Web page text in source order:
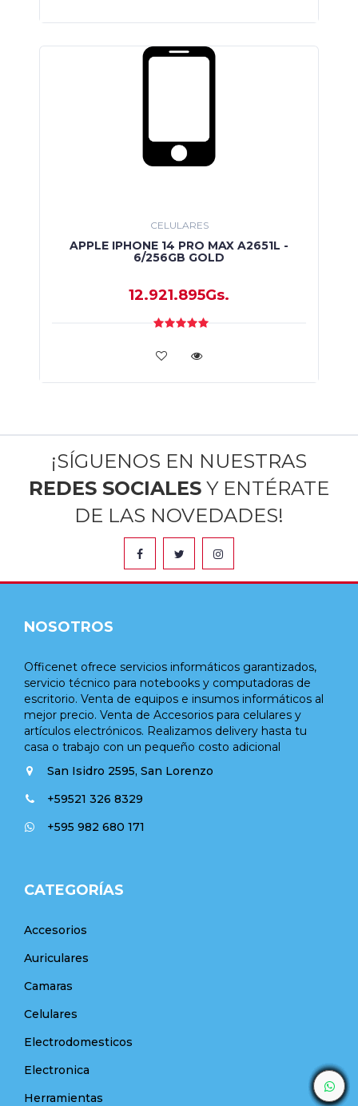
CELULARES
APPLE IPHONE 14 PRO MAX A2651L -
6/256GB GOLD
12.921.895Gs.
¡SÍGUENOS EN NUESTRAS
REDES SOCIALES Y ENTÉRATE
DE LAS NOVEDADES!
NOSOTROS
Officenet ofrece servicios informáticos garantizados,
servicio técnico para notebooks y computadoras de
escritorio. Venta de equipos e insumos informáticos al
mejor precio. Venta de Accesorios para celulares y
artículos electrónicos. Realizamos delivery hasta tu
casa o trabajo con un pequeño costo adicional
San Isidro 2595, San Lorenzo
+59521 326 8329
+595 982 680 171
CATEGORÍAS
Accesorios
Auriculares
Camaras
Celulares
Electrodomesticos
Electronica
Herramientas